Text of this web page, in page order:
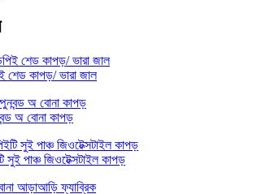
শেড কাপড়/ ভারা জাল
অ বোনা কাপড়
সুই পাঞ্চ জিওটেক্সটাইল কাপড়